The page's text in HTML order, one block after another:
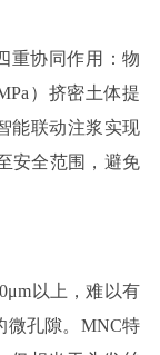
协同作用：物
）挤密土体提
能联动注浆实现
安全范围，避免
μm 以上，难以有
孔隙。 MNC特